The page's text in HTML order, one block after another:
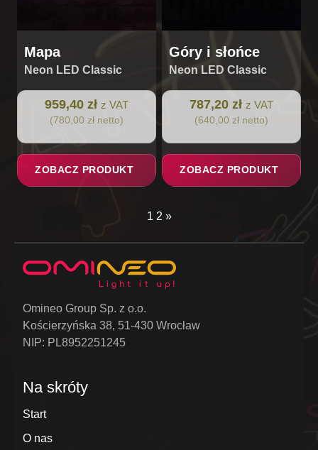
Mapa
Neon LED Classic
959,40 zł z VAT
(780,00 zł netto)
ZOBACZ PRODUKT
Góry i słońce
Neon LED Classic
787,20 zł z VAT
(640,00 zł netto)
ZOBACZ PRODUKT
1 2 »
Omineo Group Sp. z o.o.
Kościerzyńska 38, 51-430 Wrocław
NIP: PL8952251245
Na skróty
Start
O nas